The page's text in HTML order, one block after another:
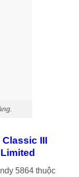
III
5864 thuộc